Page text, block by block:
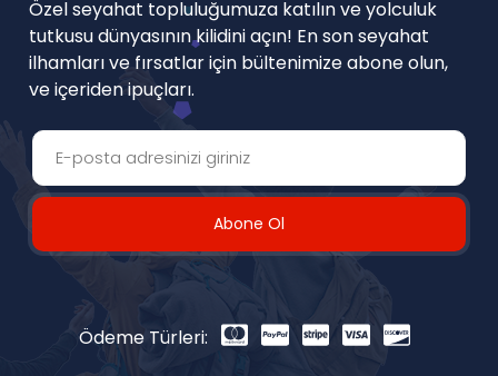
Özel seyahat topluluğumuza katılın ve yolculuk
tutkusu dünyasının kilidini açın! En son seyahat
ilhamları ve fırsatlar için bültenimize abone olun,
ve içeriden ipuçları.
Abone Ol
Ödeme Türleri: